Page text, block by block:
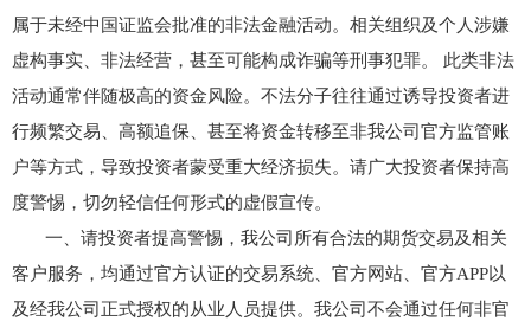
属于未经中国证监会批准的非法金融活动。相关组织及个人涉嫌
虚构事实、非法经营，甚至可能构成诈骗等刑事犯罪。 此类非法
活动通常伴随极高的资金风险。不法分子往往通过诱导投资者进
行频繁交易、高额追保、甚至将资金转移至非我公司官方监管账
户等方式，导致投资者蒙受重大经济损失。请广大投资者保持高
度警惕，切勿轻信任何形式的虚假宣传。
一、请投资者提高警惕，我公司所有合法的期货交易及相关
客户服务，均通过官方认证的交易系统、官方网站、官方APP以
及经我公司正式授权的从业人员提供。我公司不会通过任何非官